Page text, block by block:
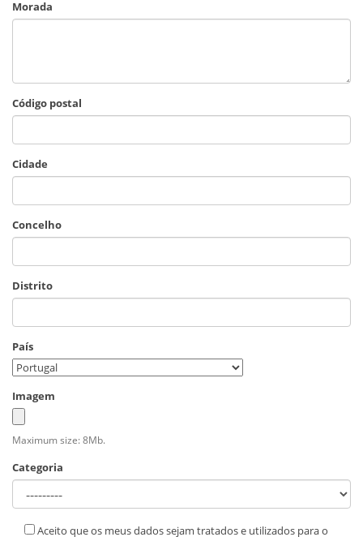
Morada
Código postal
Cidade
Concelho
Distrito
País
Imagem
Maximum size: 8Mb.
Categoria
Aceito que os meus dados sejam tratados e utilizados para o